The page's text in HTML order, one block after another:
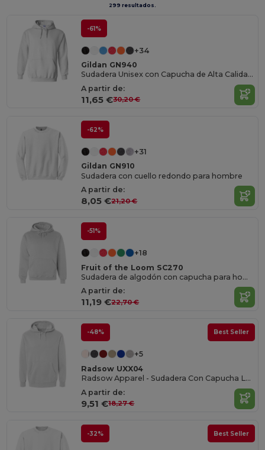
299 resultados.
-61%
+34
Gildan GN940
Sudadera Unisex con Capucha de Alta Calidad Gildan
A partir de:
11,65 €30,20 €
-62%
+31
Gildan GN910
Sudadera con cuello redondo para hombre
A partir de:
8,05 €21,20 €
-51%
+18
Fruit of the Loom SC270
Sudadera de algodón con capucha para hombre
A partir de:
11,19 €22,70 €
-48% Best Seller
+5
Radsow UXX04
Radsow Apparel - Sudadera Con Capucha London Hombre
A partir de:
9,51 €18,27 €
-32% Best Seller